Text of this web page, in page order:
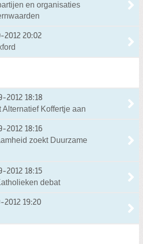
en organisaties
2012 20:02
2012 18:18
Alternatief Koffertje aan
2012 18:16
zoekt Duurzame
2012 18:15
debat
2012 19:20